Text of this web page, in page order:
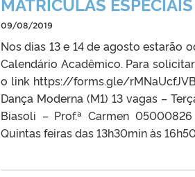
09/08/2019
Nos dias 13 e 14 de agosto estarão
Calendário Acadêmico. Para
o link https://forms.gle/
Dança Moderna (M1) 13 vagas –
Biasoli – Prof.ª Carmen
Quintas feiras das 13h30min às